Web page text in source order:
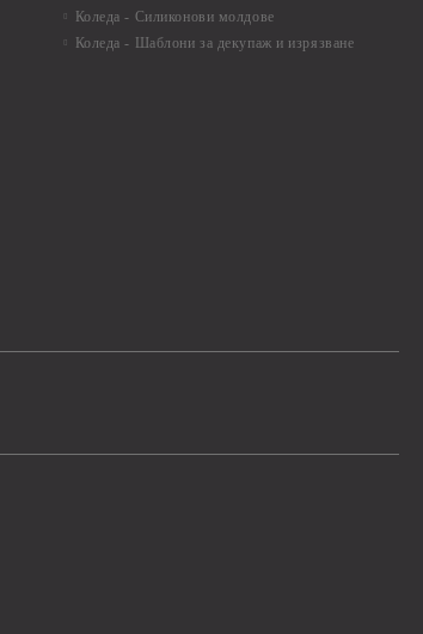
Коледа - Силиконови молдове
Коледа - Шаблони за декупаж и изрязване